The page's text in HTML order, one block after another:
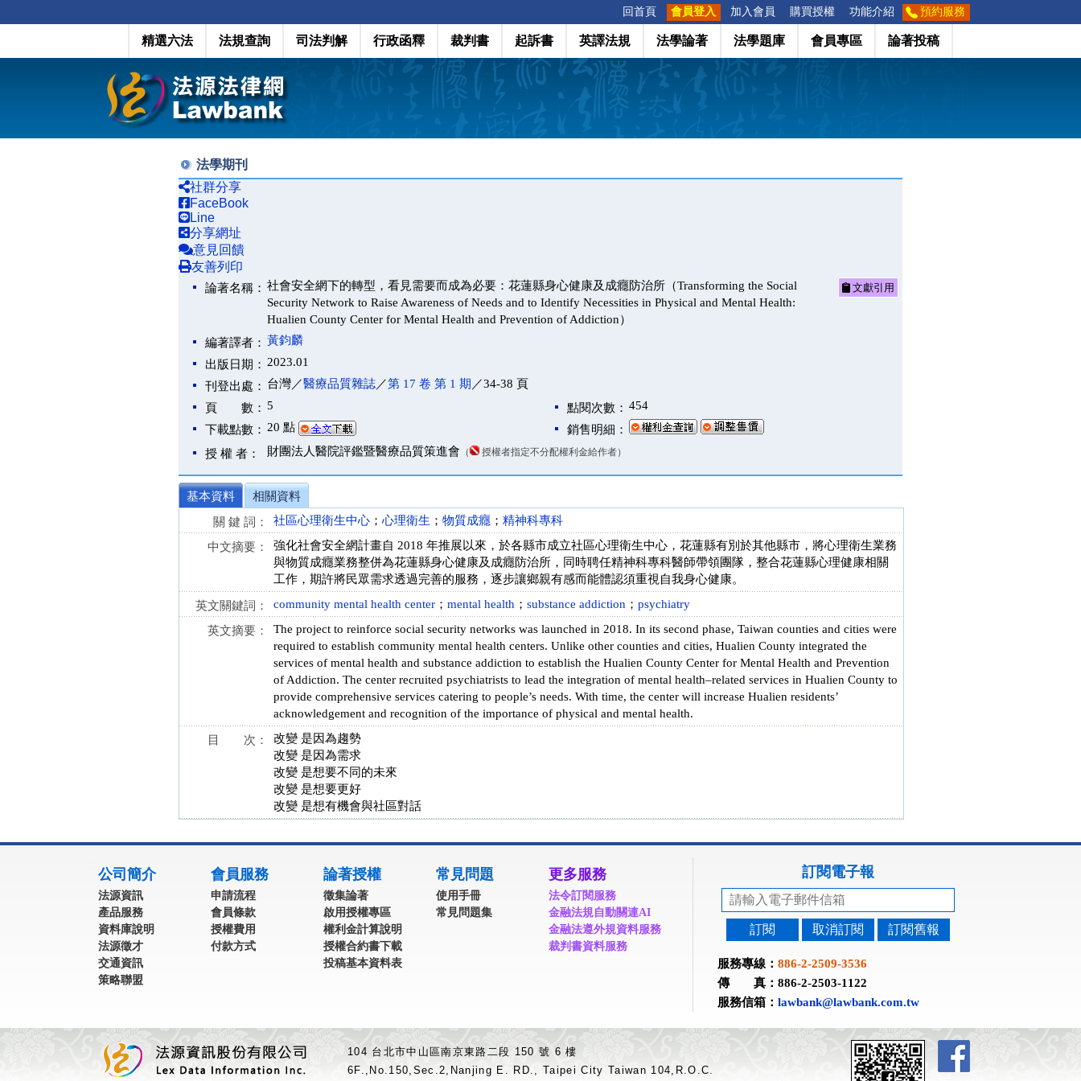
回首頁 會員登入 加入會員 購買授權 功能介紹 預約服務
精選六法 法規查詢 司法判解 行政函釋 裁判書 起訴書 英譯法規 法學論著 法學題庫 會員專區 論著投稿
法學期刊
社群分享
FaceBook
Line
分享網址
意見回饋
友善列印
論著名稱： 社會安全網下的轉型，看見需要而成為必要：花蓮縣身心健康及成癮防治所（Transforming the Social
Security Network to Raise Awareness of Needs and to Identify Necessities in Physical and Mental Health:
Hualien County Center for Mental Health and Prevention of Addiction）
文獻引用
編著譯者： 黃鈞麟
出版日期： 2023.01
刊登出處： 台灣／醫療品質雜誌／第 17 卷 第 1 期 ／34-38 頁
頁 數： 5 點閱次數： 454
下載點數： 20 點
銷售明細：
授 權 者：
財團法人醫院評鑑暨醫療品質策進會 （ 授權者指定不分配權利金給作者）
基本資料
相關資料
關 鍵 詞：
社區心理衛生中心 ； 心理衛生 ； 物質成癮 ； 精神科專科
中文摘要：
強化社會安全網計畫自 2018 年推展以來，於各縣市成立社區心理衛生中心，花蓮縣有別於其他縣市，將心理衛生業務
與物質成癮業務整併為花蓮縣身心健康及成癮防治所，同時聘任精神科專科醫師帶領團隊，整合花蓮縣心理健康相關
工作，期許將民眾需求透過完善的服務，逐步讓鄉親有感而能體認須重視自我身心健康。
英文關鍵詞： community mental health center ； mental health ； substance addiction ； psychiatry
英文摘要：
The project to reinforce social security networks was launched in 2018. In its second phase, Taiwan counties and cities were
required to establish community mental health centers. Unlike other counties and cities, Hualien County integrated the
services of mental health and substance addiction to establish the Hualien County Center for Mental Health and Prevention
of Addiction. The center recruited psychiatrists to lead the integration of mental health–related services in Hualien County to
provide comprehensive services catering to people’s needs. With time, the center will increase Hualien residents’
acknowledgement and recognition of the importance of physical and mental health.
目 次：
改變 是因為趨勢
改變 是因為需求
改變 是想要不同的未來
改變 是想要更好
改變 是想有機會與社區對話
公司簡介
法源資訊
產品服務
資料庫說明
法源徵才
交通資訊
策略聯盟
會員服務
申請流程
會員條款
授權費用
付款方式
論著授權
徵集論著
啟用授權專區
權利金計算說明
授權合約書下載
投稿基本資料表
常見問題
使用手冊
常見問題集
更多服務
法令訂閱服務
金融法規自動關連AI
金融法遵外規資料服務
裁判書資料服務
訂閱電子報
訂閱 取消訂閱 訂閱舊報
服務專線： 886-2-2509-3536
傳 真：886-2-2503-1122
服務信箱： lawbank@lawbank.com.tw
104 台北市中山區南京東路二段 150 號 6 樓
6F.,No.150,Sec.2,Nanjing E. RD., Taipei City Taiwan 104,R.O.C.